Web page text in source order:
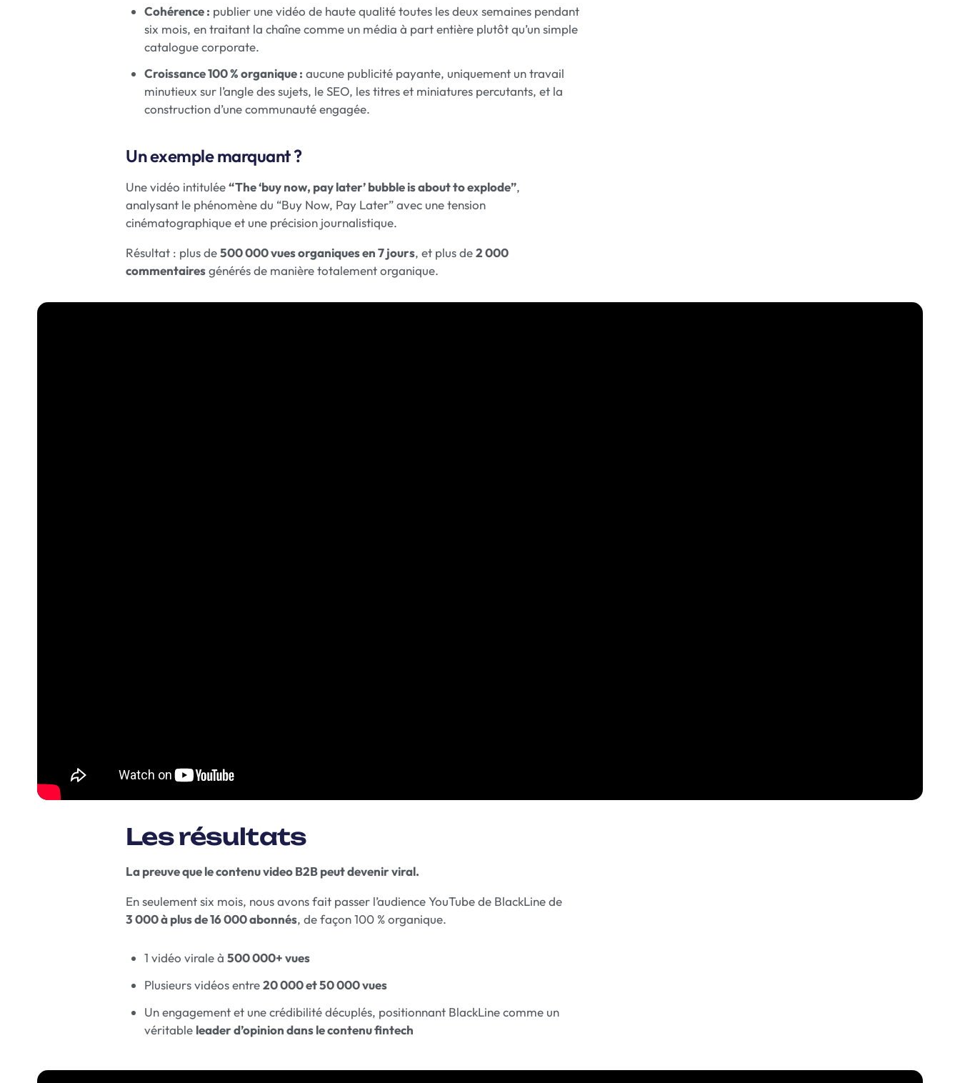
Cohérence : publier une vidéo de haute qualité toutes les deux semaines pendant
six mois, en traitant la chaîne comme un média à part entière plutôt qu’un simple
catalogue corporate.
Croissance 100 % organique : aucune publicité payante, uniquement un travail
minutieux sur l’angle des sujets, le SEO, les titres et miniatures percutants, et la
construction d’une communauté engagée.
Un exemple marquant ?
Une vidéo intitulée“The ‘buy now, pay later’ bubble is about to explode”,
analysant le phénomène du “Buy Now, Pay Later” avec une tension
cinématographique et une précision journalistique.
Résultat : plus de500 000 vues organiques en 7 jours, et plus de2 000
commentairesgénérés de manière totalement organique.
Les résultats
La preuve que le contenu video B2B peut devenir viral.
En seulement six mois, nous avons fait passer l’audience YouTube de BlackLine de
3 000 à plus de 16 000 abonnés, de façon 100 % organique.
1 vidéo virale à 500 000+ vues
Plusieurs vidéos entre20 000 et 50 000 vues
Un engagement et une crédibilité décuplés, positionnant BlackLine comme un
véritable leader d’opinion dans le contenu fintech